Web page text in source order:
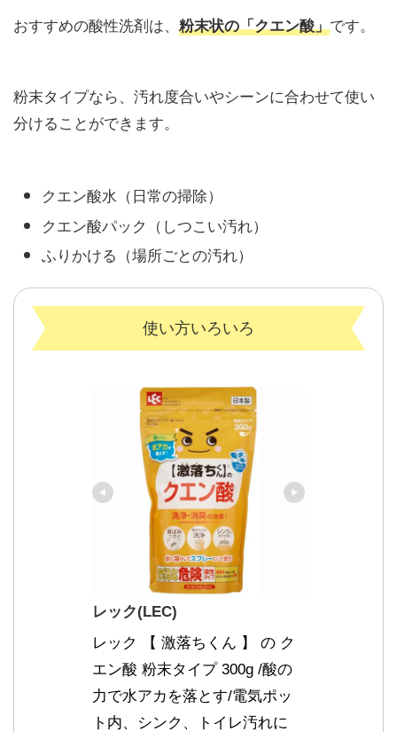
おすすめの酸性洗剤は、 粉末状の「クエン酸」です。
粉末タイプなら、汚れ度合いやシーンに合わせて使い
分けることができます。
クエン酸水（日常の掃除）
クエン酸パック（しつこい汚れ）
ふりかける（場所ごとの汚れ）
使い方いろいろ
レック(LEC)
レック 【 激落ちくん 】 の ク
エン酸 粉末タイプ 300g /酸の
力で水アカを落とす/電気ポッ
ト内、シンク、トイレ汚れに